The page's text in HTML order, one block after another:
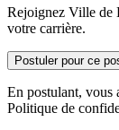
Rejoignez Ville de
votre carrière.
Postuler pour ce
En postulant, vous
Politique de